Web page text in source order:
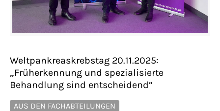
Weltpankreaskrebstag 20.11.2025:
„Früherkennung und spezialisierte
Behandlung sind entscheidend“
AUS DEN FACHABTEILUNGEN